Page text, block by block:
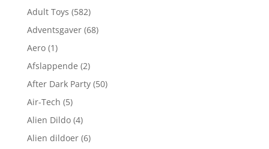
Adult Toys (582)
Adventsgaver (68)
Aero (1)
Afslappende (2)
After Dark Party (50)
Air-Tech (5)
Alien Dildo (4)
Alien dildoer (6)